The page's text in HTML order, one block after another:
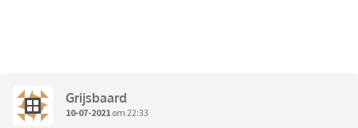
Grijsbaard
10-07-2021 om 22:33